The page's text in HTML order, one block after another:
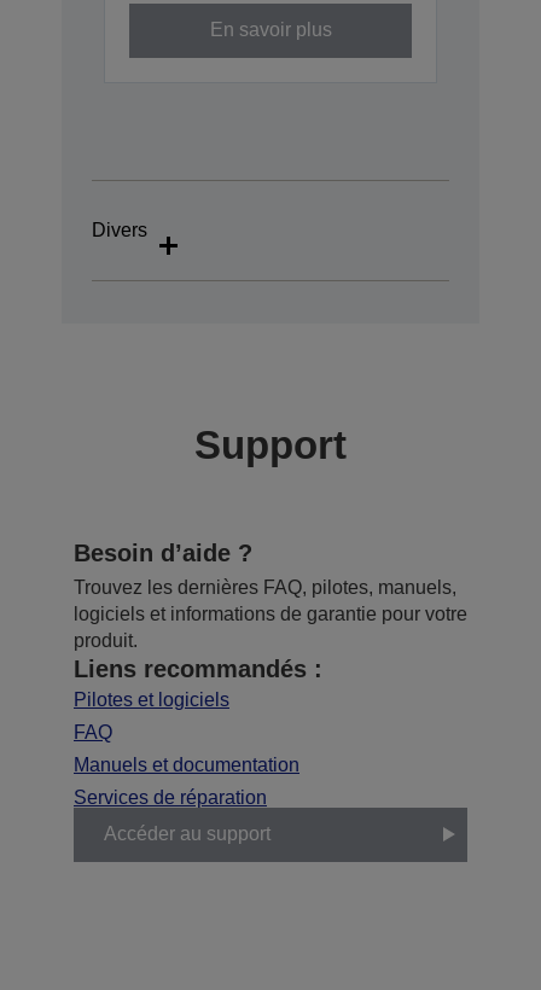
En savoir plus
Divers
Support
Besoin d’aide ?
Trouvez les dernières FAQ, pilotes, manuels,
logiciels et informations de garantie pour votre
produit.
Liens recommandés :
Pilotes et logiciels
FAQ
Manuels et documentation
Services de réparation
Accéder au support